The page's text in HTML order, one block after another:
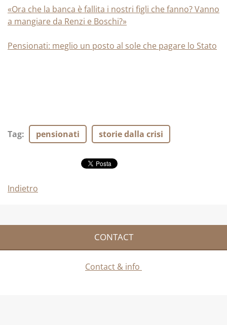
«Ora che la banca è fallita i nostri figli che fanno? Vanno
a mangiare da Renzi e Boschi?»
Pensionati: meglio un posto al sole che pagare lo Stato
Tag: pensionati storie dalla crisi
Indietro
CONTACT
Contact & info